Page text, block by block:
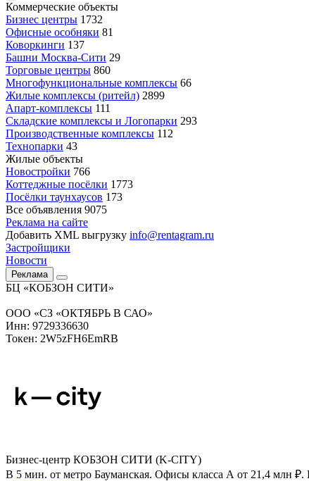
Коммерческие объекты
Бизнес центры 1732
Офисные особняки 81
Коворкинги 137
Башни Москва-Сити 29
Торговые центры 860
Многофункциональные комплексы 66
Жилые комплексы (ритейл) 2899
Апарт-комплексы 111
Складские комплексы и Логопарки 293
Производственные комплексы 112
Технопарки 43
Жилые объекты
Новостройки 766
Коттеджные посёлки 1773
Посёлки таунхаусов 173
Все объявления 9075
Реклама на сайте
Добавить XML выгрузку info@rentagram.ru
Застройщики
Новости
Реклама
БЦ «КОБЗОН СИТИ»
ООО «СЗ «ОКТЯБРЬ В САО»
Инн: 9729336630
Токен: 2W5zFH6EmRB
Бизнес-центр КОБЗОН СИТИ (K-CITY)
В 5 мин. от метро Бауманская. Офисы класса А от 21,4 млн